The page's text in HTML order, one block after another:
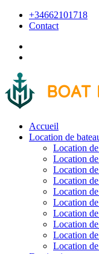
+34662101718
Contact
Accueil
Location de
Location
Location
Location
Location
Location
Location
Location
Location
Location
Location